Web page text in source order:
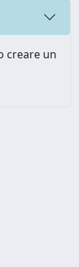
creare un